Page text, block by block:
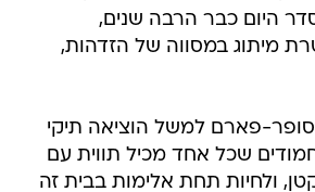
היום כבר הרבה שנים,
מיתוג במסווה של הזדהות,
פארם למשל הוציאה תיקי
שכל אחד מכיל תווית עם
ולחיות תחת אלימות בבית זה